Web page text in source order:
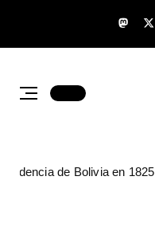
de Bolivia en 1825